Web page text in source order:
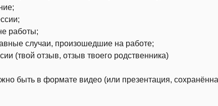
работы;
случаи, произошедшие на работе;
(твой отзыв, отзыв твоего родственника)
быть в формате видео (или презентация,